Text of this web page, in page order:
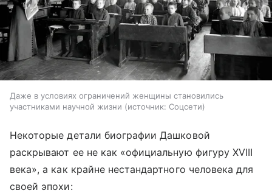
Даже в условиях ограничений женщины становились
участниками научной жизни
источник: Соцсети
Некоторые детали биографии Дашковой
раскрывают ее не как «официальную фигуру XVIII
века», а как крайне нестандартного человека для
своей эпохи: